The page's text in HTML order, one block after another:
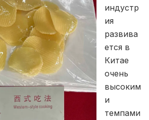
индустр
ия
развива
ется в
Китае
очень
высоким
и
темпами